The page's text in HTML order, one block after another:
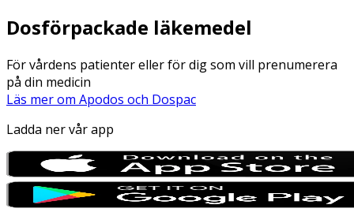
Dosförpackade läkemedel
För vårdens patienter eller för dig som vill prenumerera
på din medicin
Läs mer om Apodos och Dospac
Ladda ner vår app